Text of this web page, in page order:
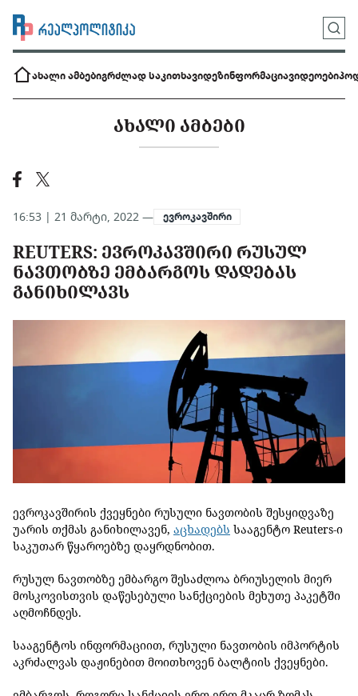
ახალი ამბებიგრძლად საკითხავიდეზინფორმაციავიდეოები
ᲐᲮᲐᲚᲘ ᲐᲛᲑᲔᲑᲘ
16:53 | 21 მარტი, 2022 — ევროკავშირი
REUTERS: ᲔᲕᲠᲝᲙᲐᲕᲨᲘᲠᲘ ᲠᲣᲡᲣᲚ
ᲜᲐᲕᲗᲝᲑᲖᲔ ᲔᲛᲑᲐᲠᲒᲝᲡ ᲓᲐᲓᲔᲑᲐᲡ
ᲒᲐᲜᲘᲮᲘᲚᲐᲕᲡ
ევროკავშირის ქვეყნები რუსული ნავთობის შესყიდვაზე
უარის თქმას განიხილავენ, აცხადებს სააგენტო Reuters-ი
საკუთარ წყაროებზე დაყრდნობით.
რუსულ ნავთობზე ემბარგო შესაძლოა ბრიუსელის მიერ
მოსკოვისთვის დაწესებული სანქციების მეხუთე პაკეტში
აღმოჩნდეს.
სააგენტოს ინფორმაციით, რუსული ნავთობის იმპორტის
აკრძალვას დაჟინებით მოითხოვენ ბალტიის ქვეყნები.